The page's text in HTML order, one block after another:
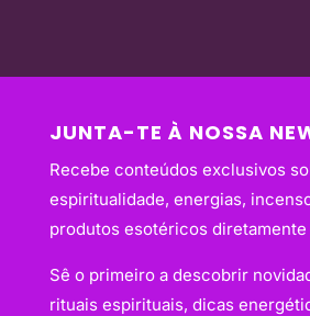
JUNTA-TE À NOSSA
Recebe conteúdos exclusivos
espiritualidade, energias,
produtos esotéricos
Sê o primeiro a descobrir
rituais espirituais, dicas